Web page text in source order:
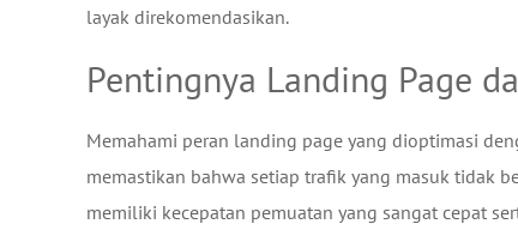
layak direkomendasikan.
Pentingnya Landing Page
Memahami peran landing page yang dioptimasi
memastikan bahwa setiap trafik yang masuk tidak
memiliki kecepatan pemuatan yang sangat cepat